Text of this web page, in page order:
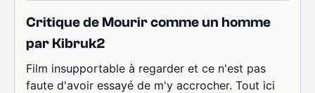
Critique de Mourir comme un homme
par Kibruk2
Film insupportable à regarder et ce n'est pas
faute d'avoir essayé de m'y accrocher. Tout ici